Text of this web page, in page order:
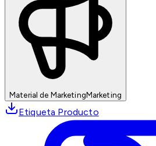
Material de MarketingMarketing
Etiqueta Producto